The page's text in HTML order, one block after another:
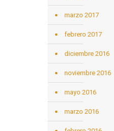
marzo 2017
febrero 2017
diciembre 2016
noviembre 2016
mayo 2016
marzo 2016